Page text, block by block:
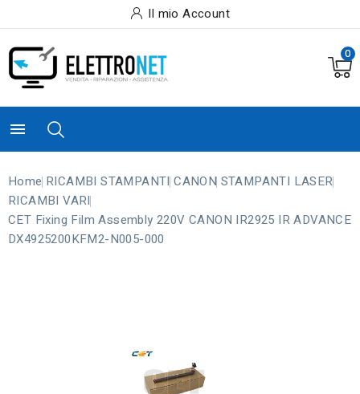
Il mio Account
0

Home RICAMBI STAMPANTI CANON STAMPANTI LASER
RICAMBI VARI
CET Fixing Film Assembly 220V CANON IR2925 IR ADVANCE
DX4925200KFM2-N005-000